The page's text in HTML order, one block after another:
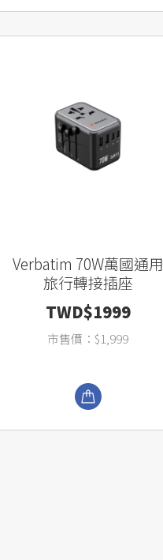
Verbatim 70W萬國通用
旅行轉接插座
TWD$1999
市售價：$1,999